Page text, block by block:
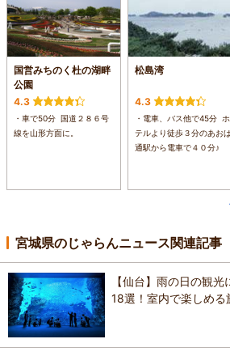
国営みちのく杜の湖畔
公園
4.3
・車で50分 国道２８６号
線を山形方面に。
松島湾
4.3
・電車、バス他で45分 ホ
テルより徒歩３分のあお
通駅から電車で４０分♪
宮城県のじゃらんニュース関連記事
【仙台】雨の日の観
18選！室内で楽しめる